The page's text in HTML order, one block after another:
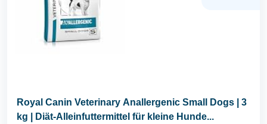
Royal Canin Veterinary Anallergenic Small Dogs | 3
kg | Diät-Alleinfuttermittel für kleine Hunde...